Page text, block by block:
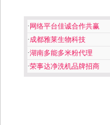
· 网络平台佳诚合作共赢
·成都雅莱生物科技
·湖南多能多米粉代理
·荣事达净洗机品牌招商